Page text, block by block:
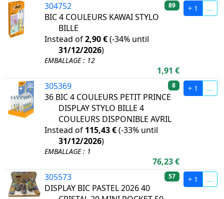
304752
BIC 4 COULEURS KAWAI STYLO
BILLE
Instead of2,90 €(-34% until
31/12/2026)
EMBALLAGE : 12
89
1,91 €
+ 1 ...
305369
36 BIC 4 COULEURS PETIT PRINCE
DISPLAY STYLO BILLE 4
COULEURS DISPONIBLE AVRIL
Instead of 115,43 €(-33% until
31/12/2026)
EMBALLAGE : 1
8
76,23 €
+ 1 ...
305573
DISPLAY BIC PASTEL 2026 40
57 + 1 ...